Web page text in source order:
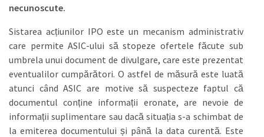
necunoscute.
Sistarea acțiunilor IPO este un mecanism administrativ
care permite ASIC-ului să stopeze ofertele făcute sub
umbrela unui document de divulgare, care este prezentat
eventualilor cumpărători. O astfel de măsură este luată
atunci când ASIC are motive să suspecteze faptul că
documentul conține informații eronate, are nevoie de
informații suplimentare sau dacă situația s-a schimbat de
la emiterea documentului și până la data curentă. Este